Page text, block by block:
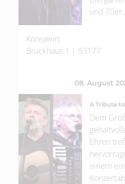
und 70er
Koreawirt
Bruckhaus 1 | 93177
08. August
A Tribute
Dem
Ehren
einem